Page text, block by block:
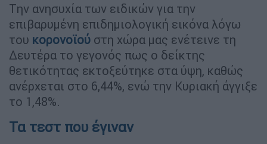
Tην ανησυχία των ειδικών για την
επιβαρυμένη επιδημιολογική εικόνα λόγω
του κορονοϊού στη χώρα μας ενέτεινε τη
Δευτέρα το γεγονός πως ο δείκτης
θετικότητας εκτοξεύτηκε στα ύψη, καθώς
ανέρχεται στο 6,44%, ενώ την Κυριακή άγγιξε
το 1,48%.
Τα τεστ που έγιναν